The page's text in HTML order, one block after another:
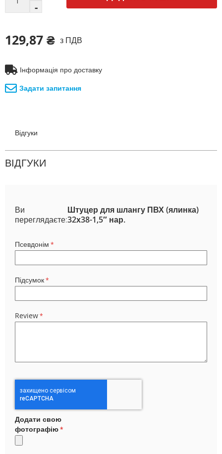
129,87 ₴ з ПДВ
Інформація про доставку
Задати запитання
Відгуки
ВІДГУКИ
Ви
переглядаєте:
Штуцер для шлангу ПВХ (ялинка)
32х38-1,5″ нар.
Псевдонім
Підсумок
Review
Додати свою
фотографію